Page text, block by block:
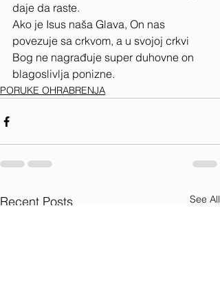
daje da raste.
Ako je Isus naša Glava, On nas
povezuje sa crkvom, a u svojoj crkvi
Bog ne nagrađuje super duhovne on
blagoslivlja ponizne.
PORUKE OHRABRENJA
Recent Posts See All